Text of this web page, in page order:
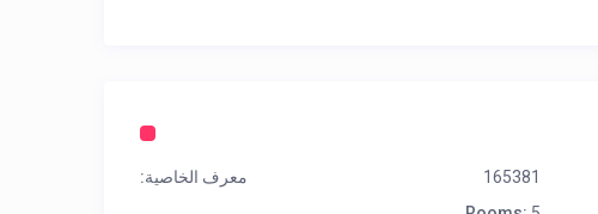
معرف الخاصية: 165381